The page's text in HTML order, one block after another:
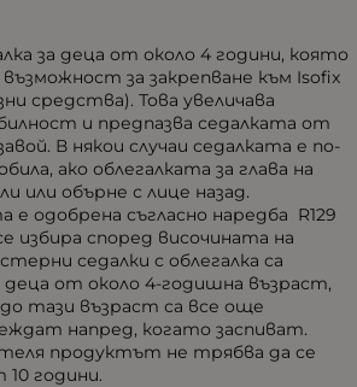
за деца от около 4 години, която
за закрепване към Isofix
средства). Това увеличава
и предпазва седалката от
В някои случаи седалката е по-
ако облегалката за глава на
или обърне с лице назад.
е одобрена съгласно наредба R129
избира според височината на
седалки с облегалка са
деца от около 4-годишна възраст,
тази възраст са все още
напред, когато заспиват.
продуктът не трябва да се
10 години.